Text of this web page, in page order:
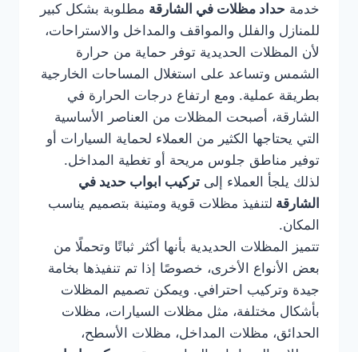
خدمة حداد مظلات في الشارقة مطلوبة بشكل كبير
للمنازل والفلل والمواقف والمداخل والاستراحات،
لأن المظلات الحديدية توفر حماية من حرارة
الشمس وتساعد على استغلال المساحات الخارجية
بطريقة عملية. ومع ارتفاع درجات الحرارة في
الشارقة، أصبحت المظلات من العناصر الأساسية
التي يحتاجها الكثير من العملاء لحماية السيارات أو
توفير مناطق جلوس مريحة أو تغطية المداخل.
لذلك يلجأ العملاء إلى تركيب ابواب حديد في
الشارقة لتنفيذ مظلات قوية ومتينة بتصميم يناسب
المكان.
تتميز المظلات الحديدية بأنها أكثر ثباتًا وتحملًا من
بعض الأنواع الأخرى، خصوصًا إذا تم تنفيذها بخامة
جيدة وتركيب احترافي. ويمكن تصميم المظلات
بأشكال مختلفة، مثل مظلات السيارات، مظلات
الحدائق، مظلات المداخل، مظلات الأسطح،